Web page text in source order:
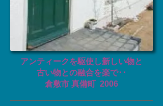
アンティークを駆使し新しい物と
古い物との融合を楽で･･
倉敷市 真備町 ​2006